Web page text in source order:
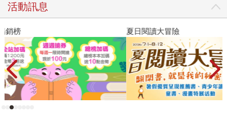
活動訊息
夏日閱讀大冒險